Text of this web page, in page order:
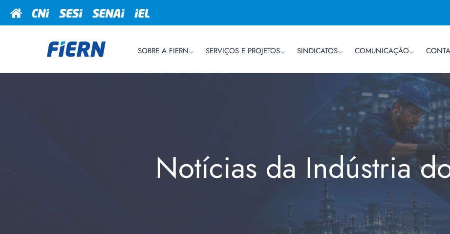
SOBRE A FIERN SERVIÇOS E PROJETOS SINDICATOS COMUNICAÇÃO
Notícias da Indústria